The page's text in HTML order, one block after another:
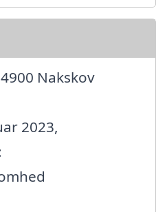
Nakskov
2023,